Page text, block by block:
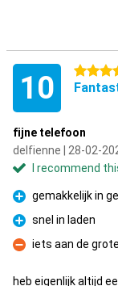
10 5 stars
fijne telefoon
delfienne | 28-02-
I recommend
Pro
gemakkelijk in
Pro
snel in laden
Con
iets aan de
heb eigenlijk altijd